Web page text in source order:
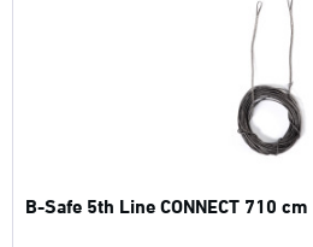
B-Safe 5th Line CONNECT 710 cm